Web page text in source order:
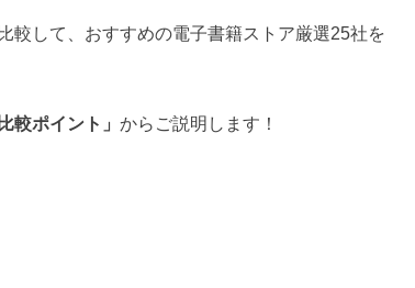
較して、おすすめの電子書籍ストア厳選25社を
比較ポイント」 からご説明します！